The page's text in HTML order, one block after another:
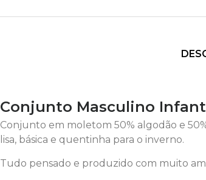
Conjunto Masculino
Conjunto em moletom 50% algodão e
lisa, básica e quentinha para o inverno.
Tudo pensado e produzido com muito